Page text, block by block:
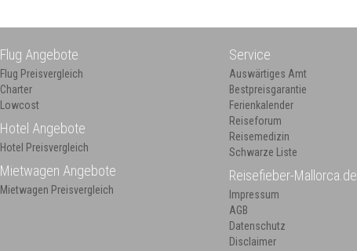
Flug Angebote
Flug Preisvergleich
Charter
Lowcost
Hotel Angebote
Hotel Preisvergleich
Mietwagen Angebote
Mietwagen Preisvergleich
Service
Auswärtiges Amt
Bestpreisgarantie
Ferienkalender
Reiseforum
Reisemedizin
Schwarze Liste
Reisefieber-Mallorca.de
Impressum
AGB
Datenschutz
Disclaimer